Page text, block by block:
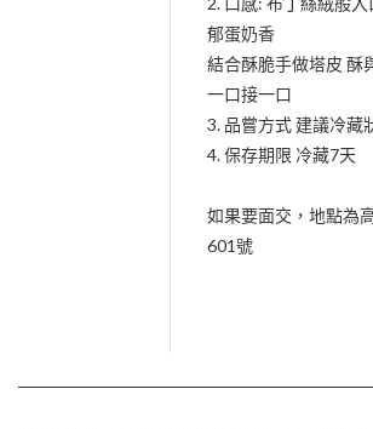
郁蛋奶香
結合酥脆手做塔皮 酥
一口接一口
3. 品嘗方式 建議冷藏
4. 保存期限 冷藏7天
如果要面交，地點為
601號